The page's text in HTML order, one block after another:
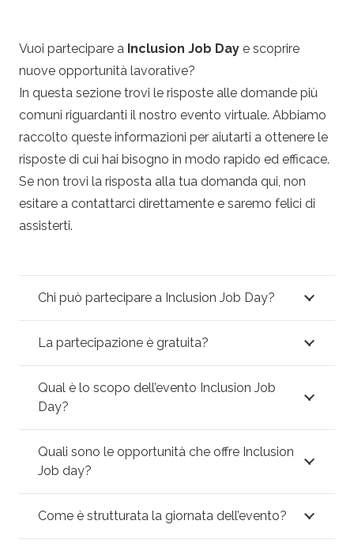
Vuoi partecipare a Inclusion Job Day e scoprire
nuove opportunità lavorative?
In questa sezione trovi le risposte alle domande più
comuni riguardanti il nostro evento virtuale. Abbiamo
raccolto queste informazioni per aiutarti a ottenere le
risposte di cui hai bisogno in modo rapido ed efficace.
Se non trovi la risposta alla tua domanda qui, non
esitare a contattarci direttamente e saremo felici di
assisterti.
Chi può partecipare a Inclusion Job Day?
La partecipazione è gratuita?
Qual è lo scopo dell’evento Inclusion Job
Day?
Quali sono le opportunità che offre Inclusion
Job day?
Come è strutturata la giornata dell’evento?